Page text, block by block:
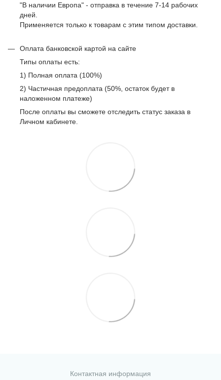
"В наличии Европа" - отправка в течение 7-14 рабочих
дней.
Применяется только к товарам с этим типом доставки.
Оплата банковской картой на сайте
Типы оплаты есть:
1) Полная оплата (100%)
2) Частичная предоплата (50%, остаток будет в
наложенном платеже)
После оплаты вы сможете отследить статус заказа в
Личном кабинете.
Контактная информация